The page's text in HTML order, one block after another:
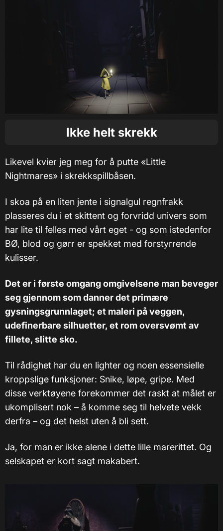
Ikke helt skrekk
Likevel kvier jeg meg for å putte «Little
Nightmares» i skrekkspillbåsen.
I skoa på en liten jente i signalgul regnfrakk
plasseres du i et skittent og forvridd univers som
har lite til felles med vårt eget - og som istedenfor
BØ, blod og gørr er spekket med forstyrrende
kulisser.
Det er i første omgang omgivelsene man beveger
seg gjennom som danner det primære
gysningsgrunnlaget; et maleri på veggen,
udefinerbare silhuetter, et rom oversvømt av
fillete, slitte sko.
Til rådighet har du en lighter og noen essensielle
kroppslige funksjoner: Snike, løpe, gripe. Med
disse verktøyene forekommer det raskt at målet er
ukomplisert nok – å komme seg til helvete vekk
derfra – og det helst uten å bli sett.
Ja, for man er ikke alene i dette lille marerittet. Og
selskapet er kort sagt makabert.